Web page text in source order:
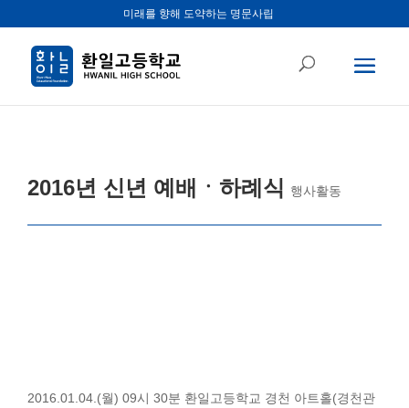
미래를 향해 도약하는 명문사립
2016년 신년 예배ㆍ하례식 행사활동
2016.01.04.(월) 09시 30분 환일고등학교 경천 아트홀(경천관